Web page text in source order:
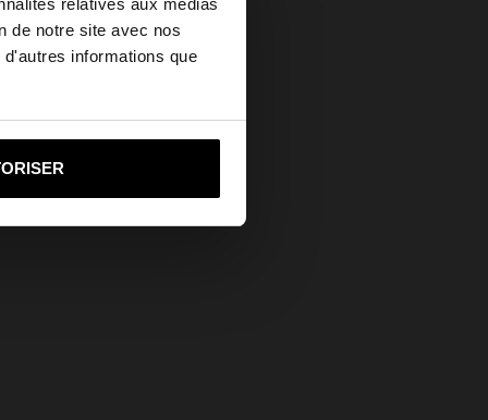
de notre site avec nos
informations que
States?
vers United States